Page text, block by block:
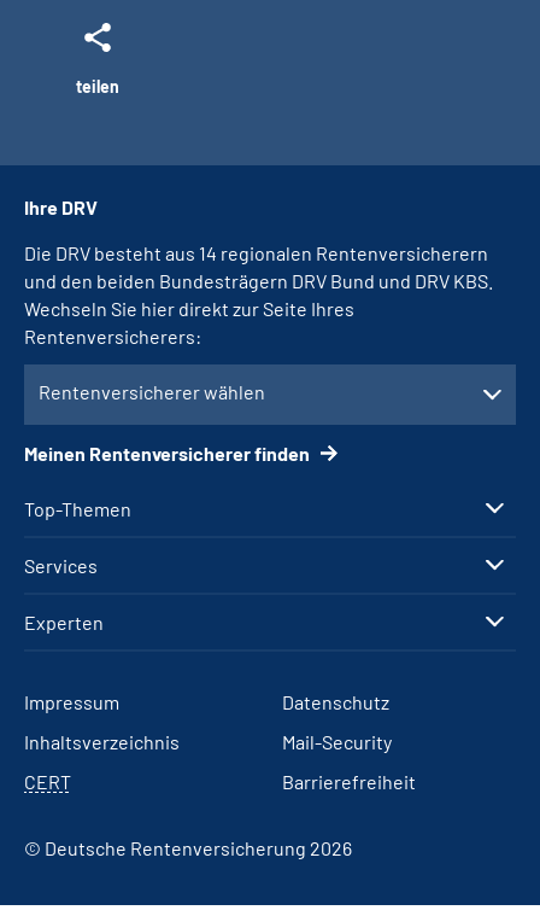
teilen
Top-Themen
Services
Experten
Ihre DRV
Die DRV besteht aus 14 regionalen Rentenversicherern
und den beiden Bundesträgern DRV Bund und DRV KBS.
Wechseln Sie hier direkt zur Seite Ihres
Rentenversicherers:
Rentenversicherer wählen
Meinen Rentenversicherer finden
Impressum
Datenschutz
Inhaltsverzeichnis
Mail-Security
CERT
Barrierefreiheit
© Deutsche Rentenversicherung 2026